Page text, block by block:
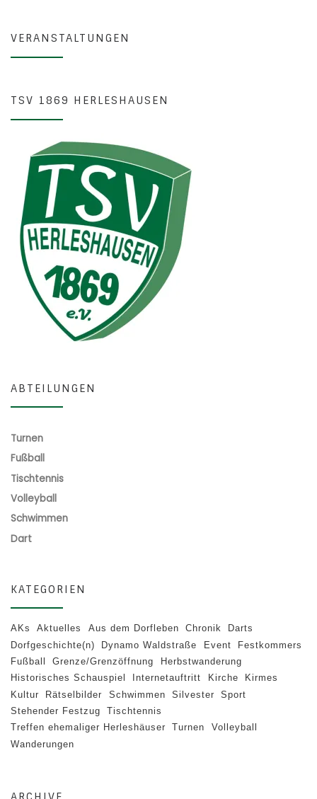
VERANSTALTUNGEN
TSV 1869 HERLESHAUSEN
ABTEILUNGEN
Turnen
Fußball
Tischtennis
Volleyball
Schwimmen
Dart
KATEGORIEN
AKs Aktuelles Aus dem Dorfleben Chronik
Darts
Dorfgeschichte(n)
Dynamo Waldstraße Event
Festkommers
Fußball
Grenze/Grenzöffnung
Herbstwanderung
Historisches Schauspiel
Internetauftritt Kirche
Kirmes
Kultur
Rätselbilder Schwimmen Silvester
Sport
Stehender Festzug
Tischtennis
Treffen ehemaliger Herleshäuser
Turnen
Volleyball
Wanderungen